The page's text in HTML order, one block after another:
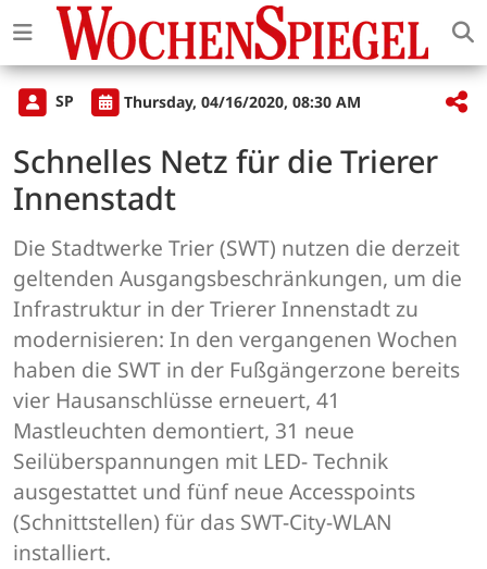
SP Thursday, 04/16/2020, 08:30 AM
Schnelles Netz für die Trierer
Innenstadt
Die Stadtwerke Trier (SWT) nutzen die derzeit
geltenden Ausgangsbeschränkungen, um die
Infrastruktur in der Trierer Innenstadt zu
modernisieren: In den vergangenen Wochen
haben die SWT in der Fußgängerzone bereits
vier Hausanschlüsse erneuert, 41
Mastleuchten demontiert, 31 neue
Seilüberspannungen mit LED- Technik
ausgestattet und fünf neue Accesspoints
(Schnittstellen) für das SWT-City-WLAN
installiert.